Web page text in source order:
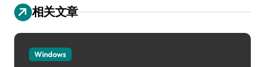
相关文章
Windows